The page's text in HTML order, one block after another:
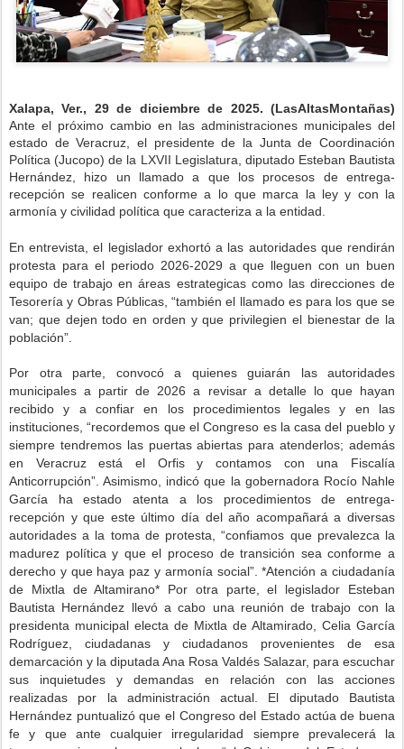
Xalapa, Ver., 29 de diciembre de 2025. (LasAltasMontañas)
Ante el próximo cambio en las administraciones municipales del
estado de Veracruz, el presidente de la Junta de Coordinación
Política (Jucopo) de la LXVII Legislatura, diputado Esteban Bautista
Hernández, hizo un llamado a que los procesos de entrega-
recepción se realicen conforme a lo que marca la ley y con la
armonía y civilidad política que caracteriza a la entidad.
En entrevista, el legislador exhortó a las autoridades que rendirán
protesta para el periodo 2026-2029 a que lleguen con un buen
equipo de trabajo en áreas estrategicas como las direcciones de
Tesorería y Obras Públicas, “también el llamado es para los que se
van; que dejen todo en orden y que privilegien el bienestar de la
población”.
Por otra parte, convocó a quienes guiarán las autoridades
municipales a partir de 2026 a revisar a detalle lo que hayan
recibido y a confiar en los procedimientos legales y en las
instituciones, “recordemos que el Congreso es la casa del pueblo y
siempre tendremos las puertas abiertas para atenderlos; además
en Veracruz está el Orfis y contamos con una Fiscalía
Anticorrupción”. Asimismo, indicó que la gobernadora Rocío Nahle
García ha estado atenta a los procedimientos de entrega-
recepción y que este último día del año acompañará a diversas
autoridades a la toma de protesta, “confiamos que prevalezca la
madurez política y que el proceso de transición sea conforme a
derecho y que haya paz y armonía social”. *Atención a ciudadanía
de Mixtla de Altamirano* Por otra parte, el legislador Esteban
Bautista Hernández llevó a cabo una reunión de trabajo con la
presidenta municipal electa de Mixtla de Altamirado, Celia García
Rodríguez, ciudadanas y ciudadanos provenientes de esa
demarcación y la diputada Ana Rosa Valdés Salazar, para escuchar
sus inquietudes y demandas en relación con las acciones
realizadas por la administración actual. El diputado Bautista
Hernández puntualizó que el Congreso del Estado actúa de buena
fe y que ante cualquier irregularidad siempre prevalecerá la